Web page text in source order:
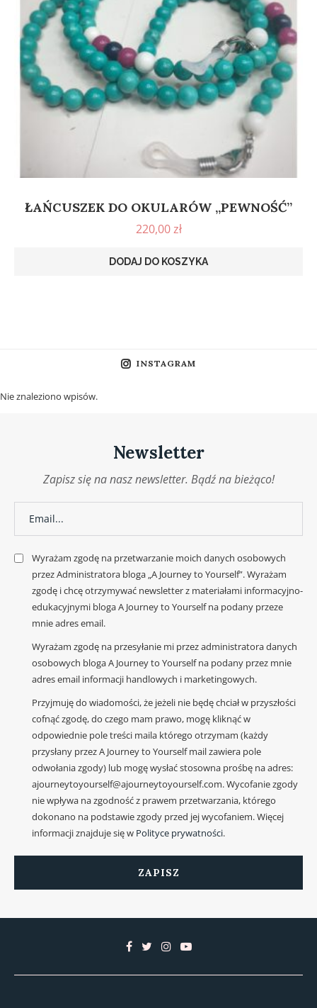
ŁAŃCUSZEK DO OKULARÓW „PEWNOŚĆ”
220,00zł
DODAJ DO KOSZYKA
INSTAGRAM
Nie znaleziono wpisów.
Newsletter
Zapisz się na nasz newsletter. Bądź na bieżąco!
Wyrażam zgodę na przetwarzanie moich danych osobowych
przez Administratora bloga „A Journey to Yourself”. Wyrażam
zgodę i chcę otrzymywać newsletter z materiałami informacyjno-
edukacyjnymi bloga A Journey to Yourself na podany przeze
mnie adres email.
Wyrażam zgodę na przesyłanie mi przez administratora danych
osobowych bloga A Journey to Yourself na podany przez mnie
adres email informacji handlowych i marketingowych.
Przyjmuję do wiadomości, że jeżeli nie będę chciał w przyszłości
cofnąć zgodę, do czego mam prawo, mogę kliknąć w
odpowiednie pole treści maila którego otrzymam (każdy
przysłany przez A Journey to Yourself mail zawiera pole
odwołania zgody) lub mogę wysłać stosowna prośbę na adres:
ajourneytoyourself@ajourneytoyourself.com. Wycofanie zgody
nie wpływa na zgodność z prawem przetwarzania, którego
dokonano na podstawie zgody przed jej wycofaniem. Więcej
informacji znajduje się w Polityce prywatności.